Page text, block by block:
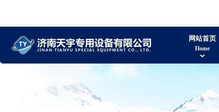
网站首页
Home